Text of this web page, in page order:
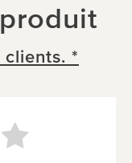
clients. *